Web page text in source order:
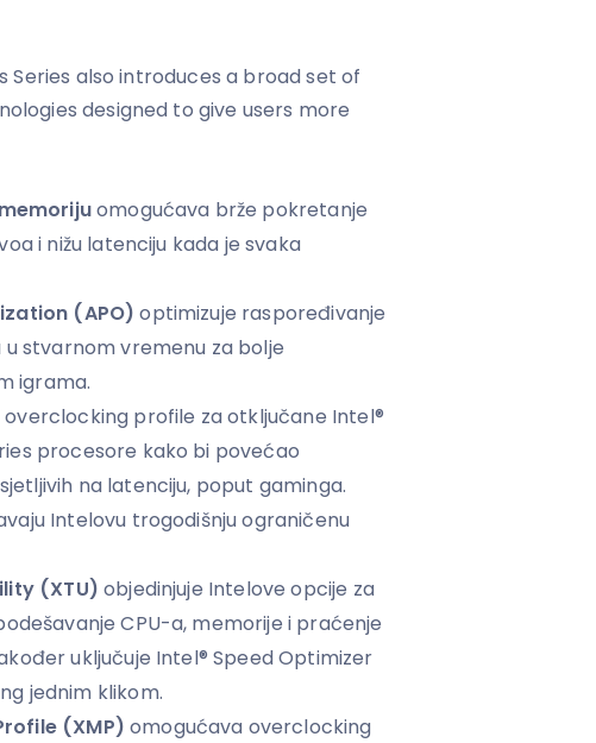
Series also introduces a broad set of
designed to give users more
omogućava brže pokretanje
i nižu latenciju kada je svaka
(APO) optimizuje raspoređivanje
stvarnom vremenu za bolje
igrama.
overclocking profile za otključane Intel®
procesore kako bi povećao
na latenciju, poput gaminga.
Intelovu trogodišnju ograničenu
(XTU) objedinjuje Intelove opcije za
CPU-a, memorije i praćenje
uključuje Intel® Speed Optimizer
jednim klikom.
(XMP) omogućava overclocking